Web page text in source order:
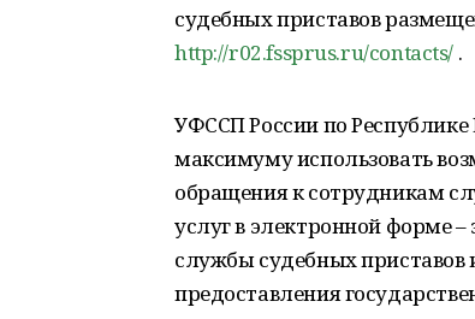
судебных приставов
http://r02.fssprus.ru/contacts/.
УФССП России по
максимуму использовать
обращения к сотрудникам
услуг в электронной форме
службы судебных приставов
предоставления